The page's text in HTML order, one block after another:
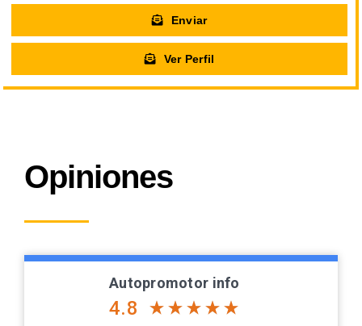
Enviar
Ver Perfil
Opiniones
Autopromotor info
4.8